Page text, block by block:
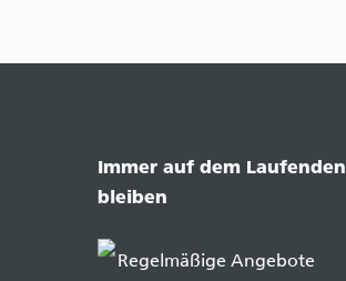
Immer auf dem Laufenden
bleiben
Regelmäßige Angebote